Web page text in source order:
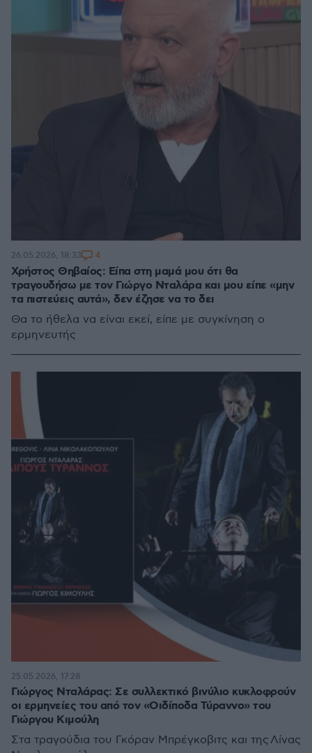
Χρήστος Θηβαίος: Είπα στη μαμά μου ότι θα
τραγουδήσω με τον Γιώργο Νταλάρα και μου είπε «μην
τα πιστεύεις αυτά», δεν έζησε να το δει
Θα το ήθελα να είναι εκεί, είπε με συγκίνηση ο
ερμηνευτής
26.05.2026, 18:33 4
Γιώργος Νταλάρας: Σε συλλεκτικό βινύλιο κυκλοφρούν
οι ερμηνείες του από τον «Οιδίποδα Τύραννο» του
Γιώργου Κιμούλη
Στα τραγούδια του Γκόραν Μπρέγκοβιτς και της Λίνας
25.05.2026, 17:28